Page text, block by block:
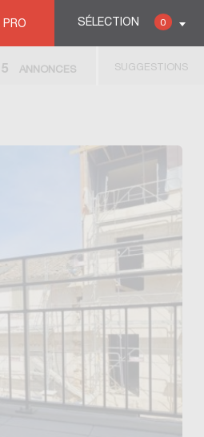
SÉLECTION 0
PRO
SUGGESTIONS
5 ANNONCES